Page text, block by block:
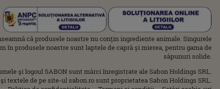
că produsele noastre nu conțin ingrediente animale. Singurele
în produsele noastre sunt laptele de capră și mierea, pentru gama de
săpunuri solide.
şi logoul SABON sunt mărci înregistrate ale Sabon Holdings SRL.
textele de pe site-ul sabon.ro sunt proprietatea Sabon Holdings SRL.